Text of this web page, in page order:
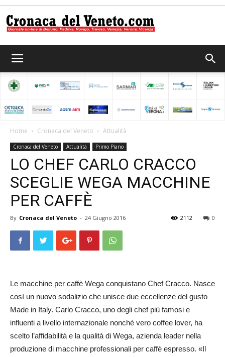
del
Veneto
Home Cronaca del Veneto Attualità
Cronaca del Veneto Attualità Primo Piano
LO CHEF CARLO CRACCO
SCEGLIE WEGA MACCHINE
PER CAFFÈ
By Cronaca del Veneto - 24 Giugno 2016 0
2112
Le macchine per caffè Wega conquistano Chef Cracco. Nasce
così un nuovo sodalizio che unisce due eccellenze del gusto
Made in Italy. Carlo Cracco, uno degli chef più famosi e
influenti a livello internazionale nonché vero coffee lover, ha
scelto l’affidabilità e la qualità di Wega, azienda leader nella
produzione di macchine professionali per caffè espresso. «Il